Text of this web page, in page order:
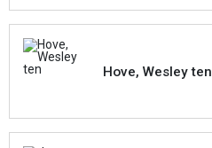
Hove, Wesley ten